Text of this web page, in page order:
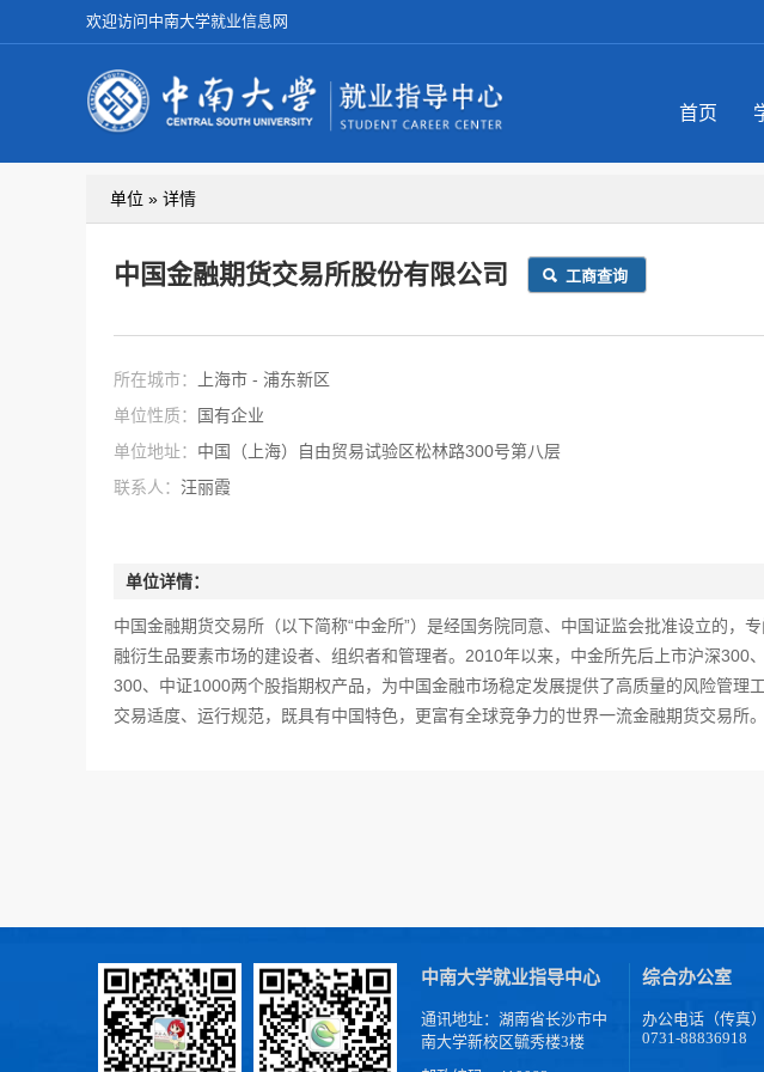
欢迎访问中南大学就业信息网
首页
单位 » 详情
中国金融期货交易所股份有限公司 工商查询
所在城市： 上海市 - 浦东新区
单位性质：
国有企业
单位地址： 中国（上海）自由贸易试验区松林路300号第八层
联系人： 汪丽霞
单位详情：
中国金融期货交易所（以下简称“中金所”）是经国务院同意、中国证监会批准设立的
融衍生品要素市场的建设者、组织者和管理者。2010年以来，中金所先后上市沪深
300、中证1000两个股指期权产品，为中国金融市场稳定发展提供了高质量的风险管理
交易适度、运行规范，既具有中国特色，更富有全球竞争力的世界一流金融期货交易所。
中南大学就业指导中心
通讯地址：湖南省长沙市中
南大学新校区毓秀楼3楼
综合办公室
办公电话（传真）
0731-88836918